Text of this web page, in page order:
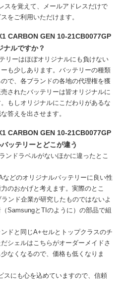
スを覚えて、メールアドレスだけで
をご利用いただけます。
CARBON GEN 10-21CB0077GP
ナルですか？
リーはほぼオリジナルにも負けない
も少しあります。バッテリーの種類
で、各ブランドの各地の代理権を獲
されたバッテリーは皆オリジナルに
もしオリジナルにこだわりがあるな
答えを出させます。
CARBON GEN 10-21CB0077GP
ッテリーとどこが違う
ンドラベルがないほかに違ったとこ
どのオリジナルバッテリーに良い性
のおかげと考えます。実際のとこ
ンド企業が研究したものではないよ
SamsungとTIのように）の部品で組
ドと同じA+セルとトップクラスのチ
シェルはこちらがオーダーメイドさ
なくなるので、価格も低くなりま
スにも心を込めていますので、信頼